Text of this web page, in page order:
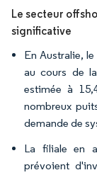
Le secteur
significative
En Australie,
au cours de
estimée à
nombreux
demande de
La filiale en
prévoient